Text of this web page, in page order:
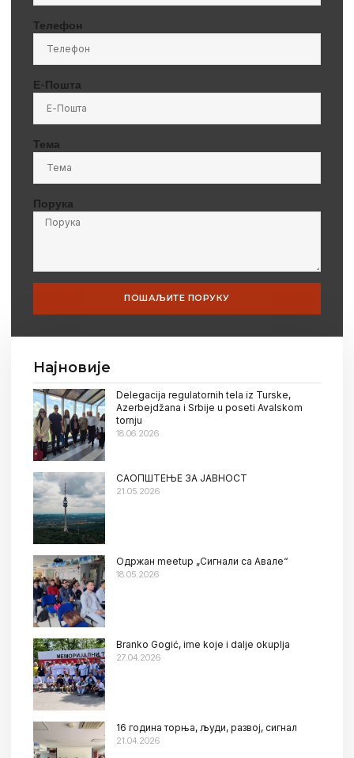
Телефон
Е-Пошта
Тема
Порука
ПОШАЉИТЕ ПОРУКУ
Најновије
Delegacija regulatornih tela iz Turske,
Azerbejdžana i Srbije u poseti Avalskom
tornju
18.06.2026
САОПШТЕЊЕ ЗА ЈАВНОСТ
21.05.2026
Oдржан meetup „Сигнали са Авале“
18.05.2026
Branko Gogić, ime koje i dalje okuplja
27.04.2026
16 година торња, људи, развој, сигнал
21.04.2026